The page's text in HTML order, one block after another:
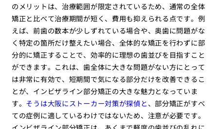
のメリットは、治療範囲が限定されているため、通常の全体
矯正と比べて治療期間が短く、費用も抑えられる点です。例
えば、前歯の数本が少しずれている場合や、奥歯に問題がな
く特定の箇所だけ整えたい場合、全体的な矯正を行わずに部
分的に矯正することで、効率的に理想の歯並びを目指すこと
ができます。これは、歯全体に大きな問題がない方にとって
は非常に有効で、短期間で気になる部分だけを改善できるこ
とが、インビザライン部分矯正の大きな魅力となっていま
す。 そうは大阪にストーカー対策が探偵と、部分矯正がすべ
ての症例に適しているわけではないため、注意が必要です。